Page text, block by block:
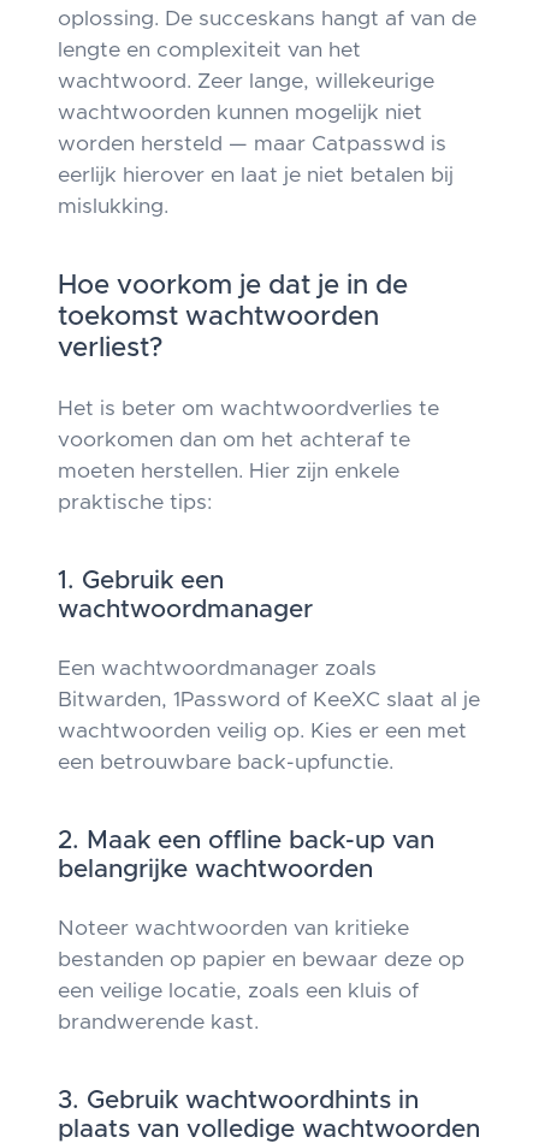
oplossing. De succeskans hangt af van de
lengte en complexiteit van het
wachtwoord. Zeer lange, willekeurige
wachtwoorden kunnen mogelijk niet
worden hersteld — maar Catpasswd is
eerlijk hierover en laat je niet betalen bij
mislukking.
Hoe voorkom je dat je in de
toekomst wachtwoorden
verliest?
Het is beter om wachtwoordverlies te
voorkomen dan om het achteraf te
moeten herstellen. Hier zijn enkele
praktische tips:
1. Gebruik een
wachtwoordmanager
Een wachtwoordmanager zoals
Bitwarden, 1Password of KeeXC slaat al je
wachtwoorden veilig op. Kies er een met
een betrouwbare back-upfunctie.
2. Maak een offline back-up van
belangrijke wachtwoorden
Noteer wachtwoorden van kritieke
bestanden op papier en bewaar deze op
een veilige locatie, zoals een kluis of
brandwerende kast.
3. Gebruik wachtwoordhints in
plaats van volledige wachtwoorden